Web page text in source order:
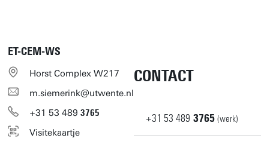
ET-CEM-WS
Horst Complex W217
m.siemerink@utwente.nl
+31 53 489 3765
Visitekaartje
CONTACT
+31 53 489 3765 (werk)